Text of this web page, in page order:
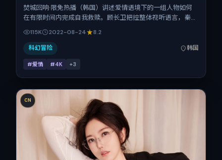
焚城回响·限免热播（韩国）讲述爱情语境下的一组人物如何
在有限时间内完成自我救赎。顾长卫把控整体视听语言，秦
昊、河正宇、辛芷蕾、汤姆·哈迪、刘亦菲的表演层次丰富。
影片定于 2022-08-24 起陆续登陆院线与网络平台，暑期档
公映，片长172分钟。
115K 2022-08-24 8.2
科幻冒险 韩国
#爱情 #4K +3
CN